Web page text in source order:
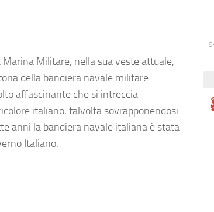
Marina Militare, nella sua veste attuale,
della bandiera navale militare
affascinante che si intreccia
italiano, talvolta sovrapponendosi
anni la bandiera navale italiana è stata
Italiano.